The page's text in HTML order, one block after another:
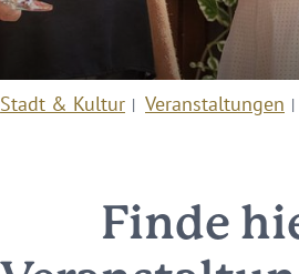
Stadt & Kultur Veranstaltungen
Finde